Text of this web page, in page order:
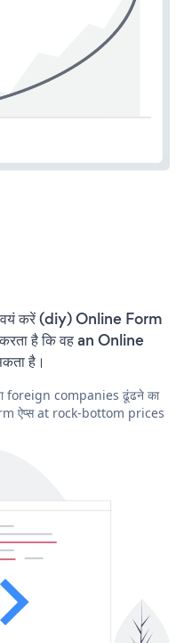
करें (diy) Online Form
है कि वह an Online
है।
foreign companies ढूंढने का
ऐप्स at rock-bottom prices